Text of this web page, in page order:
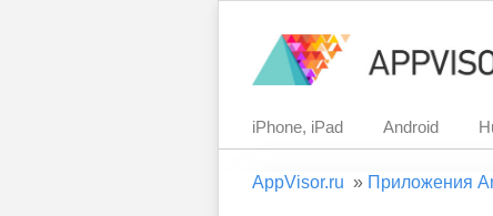
iPhone, iPad Android
AppVisor.ru » Приложения